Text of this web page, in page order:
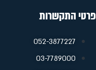
פרטי התקשרות
052-3877227
‭03-7789000